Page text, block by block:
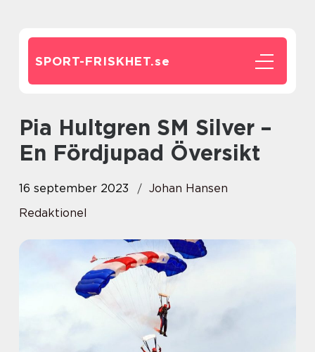
SPORT-FRISKHET.se
Pia Hultgren SM Silver –
En Fördjupad Översikt
16 september 2023
Johan Hansen
Redaktionel